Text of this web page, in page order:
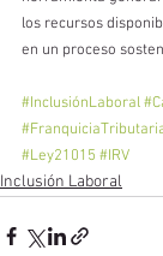
los recursos
en un proceso
#InclusiónLaboral
#Ley21015 #IRV
Inclusión Laboral